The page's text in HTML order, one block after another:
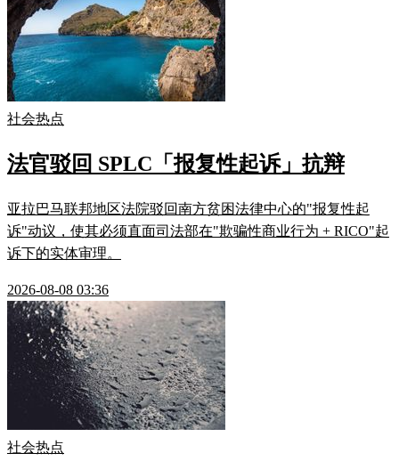
社会热点
法官驳回 SPLC「报复性起诉」抗辩
亚拉巴马联邦地区法院驳回南方贫困法律中心的"报复性起
诉"动议，使其必须直面司法部在"欺骗性商业行为 + RICO"起
诉下的实体审理。
2026-08-08 03:36
社会热点